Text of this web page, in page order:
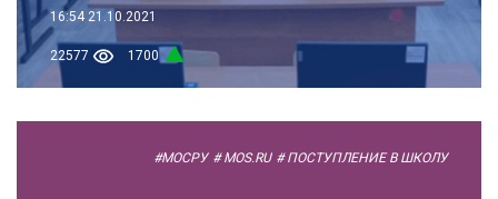
16:54 21.10.2021
22577 1700
#МОСРУ # MOS.RU # ПОСТУПЛЕНИЕ В ШКОЛУ